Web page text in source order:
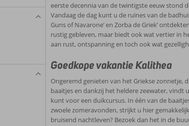
eerste decennia van de twintigste eeuw stond
Vandaag de dag kunt u de ruïnes van de
Guns of Navarone’ en Zorba de Griek’
rustig gebleven, maar biedt ook wat vertier in
aan rust, ontspanning en toch ook wat
Goedkope vakantie Kalithea
Ongeremd genieten van het Griekse zonnetje,
baaitjes en dankzij het heldere zeewater, vindt
kunt voor een duikcursus. In één van de
zwoele zomeravonden, strijkt u hier
bruisend nachtleven? Bezoek dan het in de